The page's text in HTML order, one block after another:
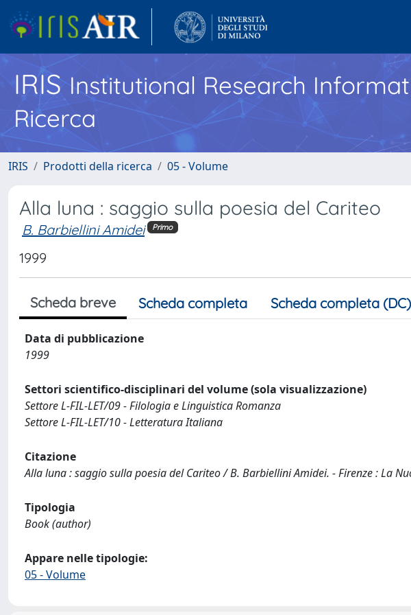
IRISInstitutional Research
Ricerca
IRIS Prodotti della ricerca 05 - Volume
Alla luna : saggio sulla poesia del Cariteo
B. Barbiellini Amidei Primo
1999
Scheda breve Scheda completa Scheda completa (DC)
Data di pubblicazione
1999
Settori scientifico-disciplinari del volume (sola visualizzazione)
Settore L-FIL-LET/09 - Filologia e Linguistica Romanza
Settore L-FIL-LET/10 - Letteratura Italiana
Citazione
Alla luna : saggio sulla poesia del Cariteo / B. Barbiellini Amidei. - Firenze : La
Tipologia
Book (author)
Appare nelle tipologie:
05 - Volume